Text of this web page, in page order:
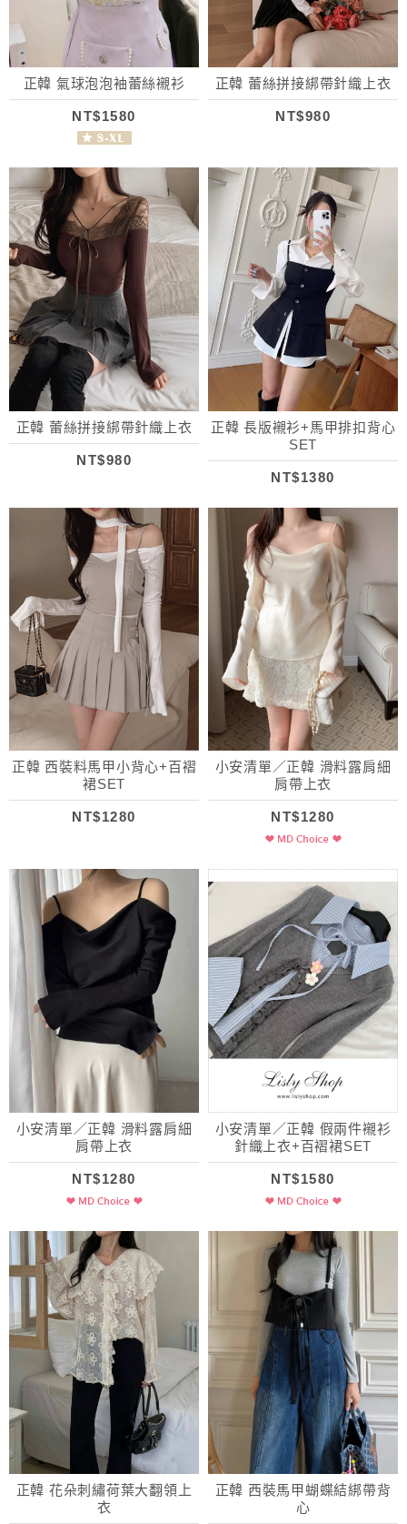
正韓 氣球泡泡袖蕾絲襯衫
NT$1580
正韓 蕾絲拼接綁帶針織上衣
NT$980
正韓 蕾絲拼接綁帶針織上衣
NT$980
正韓 長版襯衫+馬甲排扣背心
SET
NT$1380
正韓 西裝料馬甲小背心+百褶
裙SET
NT$1280
小安清單／正韓 滑料露肩細
肩帶上衣
NT$1280
小安清單／正韓 滑料露肩細
肩帶上衣
NT$1280
小安清單／正韓 假兩件襯衫
針織上衣+百褶裙SET
NT$1580
正韓 花朵刺繡荷葉大翻領上
衣
正韓 西裝馬甲蝴蝶結綁帶背
心